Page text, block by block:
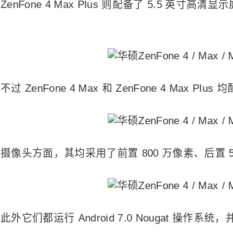
ZenFone 4 Max Plus 则配备了 5.5 英寸高清显
不过 ZenFone 4 Max 和 ZenFone 4 Max Plus 均
摄像头方面，其均采用了前置 800 万像素、后置
此外它们都运行 Android 7.0 Nougat 操作系统，